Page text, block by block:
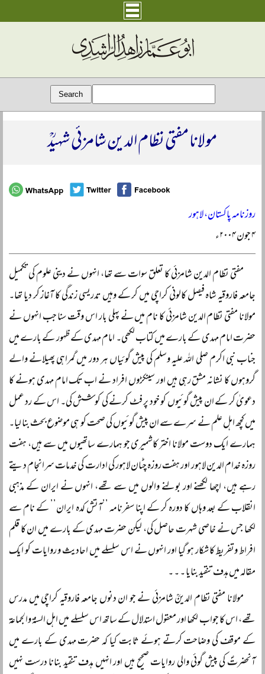
مولانا مفتی نظام الدین شامزئی شہیدؒ
روزنامہ پاکستان، لاہور
۴ جون ۲۰۰۴ء
مفتی نظام الدین شامزئی کا تعلق سوات سے تھا، انہوں نے دینی علوم کی تکمیل
جامعہ فاروقیہ شاہ فیصل کالونی کراچی میں کر کے وہیں تدریسی زندگی کا آغاز کر دیا تھا۔
مولانا مفتی نظام الدین شامزئی کا نام میں نے پہلی بار اس وقت سنا جب انہوں نے
حضرت امام مہدی کے بارے میں کتاب لکھی۔ امام مہدی کے ظہور کے بارے میں
جناب نبی اکرم صلی اللہ علیہ وسلم کی پیش گوئیاں ہر دور میں گمراہی پھیلانے والے
گروہوں کا نشانہ مشق رہی ہیں اور سینکڑوں افراد نے اب تک امام مہدی ہونے کا
دعویٰ کر کے ان پیش گوئیوں کو خود پر فٹ کرنے کی کوشش کی۔ اس کے رد عمل
میں کچھ اہل علم نے سرے سے ان پیش گوئیوں کی صحت کو ہی موضوع بحث بنا لیا۔
ہمارے ایک دوست مولانا اختر کاشمیری جو ہمارے ساتھیوں میں سے ہیں، ہفت
روزہ خدام الدین لاہور اور ہفت روزہ چٹان لاہور کی ادارت کی خدمات سرانجام دیتے
رہے ہیں، اچھا لکھنے اور بولنے والوں میں سے تھے، انہوں نے ایران کے مذہبی
انقلاب کے بعد وہاں کا دورہ کر کے اپنا سفرنامہ ’’آتش کدہ ایران’’ کے نام سے
لکھا جس نے خاصی شہرت حاصل کی، لیکن حضرت مہدی کے بارے میں ان کا قلم
افراط وتفریط کا شکار ہو گیا اور انہوں نے اس سلسلے میں احادیث و روایات کو ایک
مقالہ میں ہدف تنقید بنایا ۔ ۔ ۔
مولانا مفتی نظام الدینؒ شامزئی نے جو ان دنوں جامعہ فاروقیہ کراچی میں مدرس
تھے، اس کا جواب لکھا اور معقول استدلال کے ساتھ اس سلسلے میں اہل السنۃ والجماعۃ
کے موقف کی وضاحت کرتے ہوئے ثابت کیا کہ حضرت مہدی کے بارے میں
آنحضرتؐ کی پیش گوئی والی روایات صحیح ہیں اور انہیں ہدف تنقید بنانا درست نہیں